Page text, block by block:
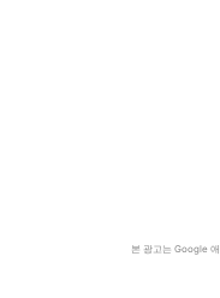
본 광고는 Google